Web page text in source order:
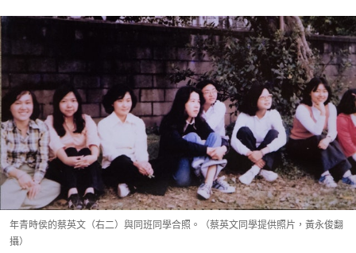
年青時侯的蔡英文（右二）與同班同學合照。（蔡英文同學提供照片，黃永俊翻
攝）